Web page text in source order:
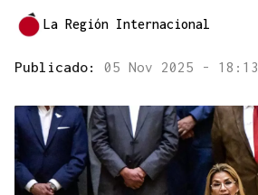
La Región Internacional
Publicado: 05 Nov 2025 - 18:13